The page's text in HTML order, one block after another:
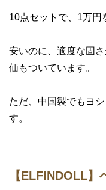
10点セットで、1万円
安いのに、適度な固
価もついています。
ただ、中国製でもヨ
す。
【ELFINDOLL